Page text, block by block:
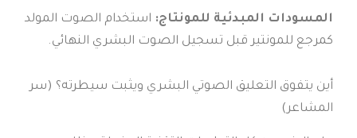
المسودات المبدئية للمونتاج:استخدام الصوت المولد
كمرجع للمونتير قبل تسجيل الصوت البشري النهائي.
أين يتفوق التعليق الصوتي البشري ويثبت سيطرته؟ (سر
المشاعر)